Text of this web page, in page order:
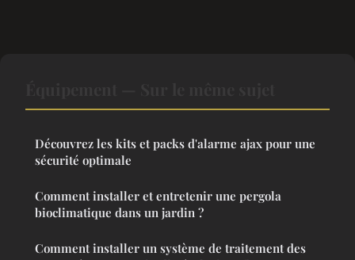
Découvrez les kits et packs d'alarme ajax pour une
sécurité optimale
Comment installer et entretenir une pergola
bioclimatique dans un jardin ?
Comment installer un système de traitement des